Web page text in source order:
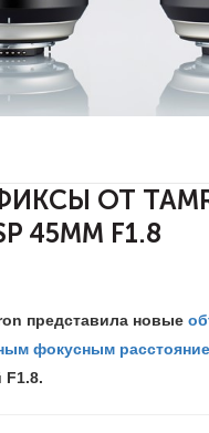
ОТ
45MM F1.8
представила новые
фокусным
F1.8.